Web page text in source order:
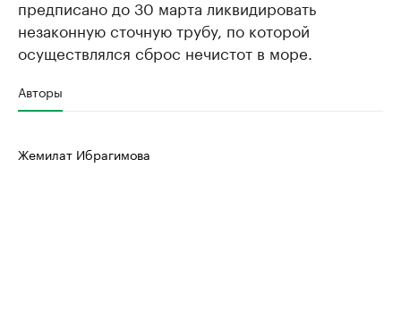
предписано до 30 марта ликвидировать
незаконную сточную трубу, по которой
осуществлялся сброс нечистот в море.
Авторы
Жемилат Ибрагимова